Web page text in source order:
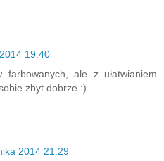
19:40
farbowanych, ale z ułatwianiem
zbyt dobrze :)
2014 21:29